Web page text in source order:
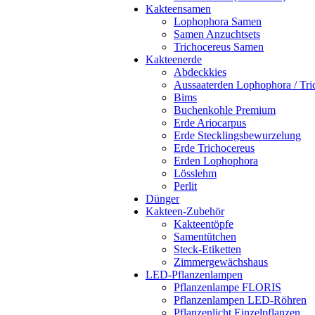
Kakteensamen
Lophophora Samen
Samen Anzuchtsets
Trichocereus Samen
Kakteenerde
Abdeckkies
Aussaaterden Lophophora /
Bims
Buchenkohle Premium
Erde Ariocarpus
Erde Stecklingsbewurzelung
Erde Trichocereus
Erden Lophophora
Lösslehm
Perlit
Dünger
Kakteen-Zubehör
Kakteentöpfe
Samentütchen
Steck-Etiketten
Zimmergewächshaus
LED-Pflanzenlampen
Pflanzenlampe FLORIS
Pflanzenlampen LED-Röhren
Pflanzenlicht Einzelpflanzen